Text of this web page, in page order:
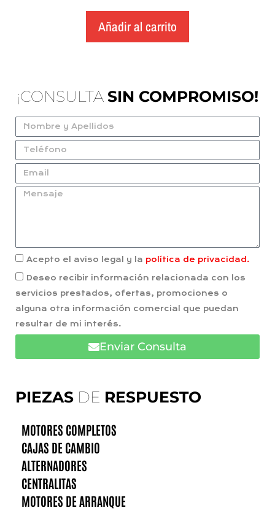
Añadir al carrito
PIEZAS DE RESPUESTO
MOTORES COMPLETOS
CAJAS DE CAMBIO
ALTERNADORES
CENTRALITAS
MOTORES DE ARRANQUE
¡CONSULTA SIN COMPROMISO!
Acepto el aviso legal y la política de privacidad.
Deseo recibir información relacionada con los
servicios prestados, ofertas, promociones o
alguna otra información comercial que puedan
resultar de mi interés.
Enviar Consulta